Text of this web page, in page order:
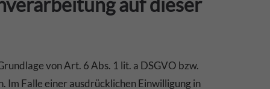
auf dieser
von Art. 6 Abs. 1 lit. a DSGVO bzw.
Falle einer ausdrücklichen Einwilligung in